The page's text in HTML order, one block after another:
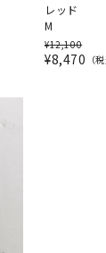
レッド
M
¥12,100
¥8,470